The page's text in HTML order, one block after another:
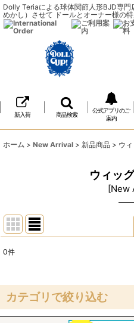
Dolly Teriaによる球体関節人形BJD専
めかし）させて ドールとオーナー様の
新入荷 商品検索
公式アプリのご
案内
ホーム > New Arrival > 新品商品 > ウ
ウィッ
[New
表示数
在庫あり
並び順:
0件
カテゴリで絞り込む